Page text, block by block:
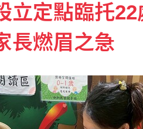
提名布蘭希任司法部長 獲凱西
相出包！國產無人機尾翼鬆脫 軍
立定點臨托
燃眉之急